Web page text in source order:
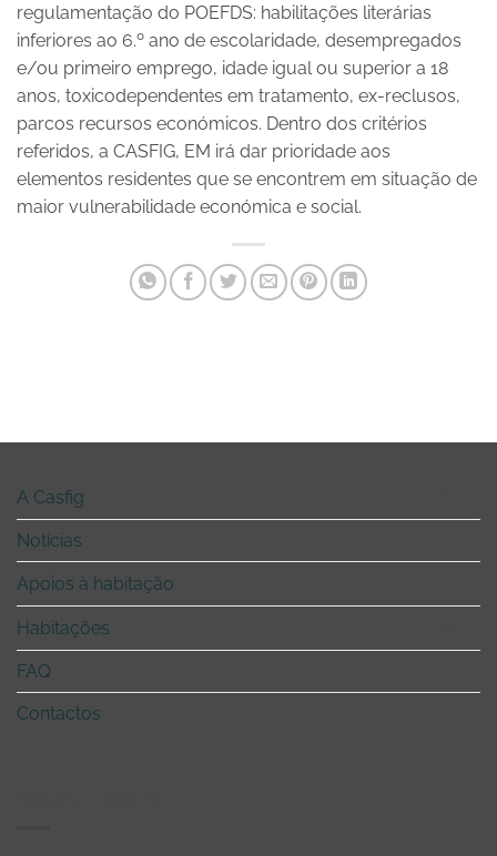
regulamentação do POEFDS: habilitações literárias
inferiores ao 6.º ano de escolaridade, desempregados
e/ou primeiro emprego, idade igual ou superior a 18
anos, toxicodependentes em tratamento, ex-reclusos,
parcos recursos económicos. Dentro dos critérios
referidos, a CASFIG, EM irá dar prioridade aos
elementos residentes que se encontrem em situação de
maior vulnerabilidade económica e social.
A Casfig
Notícias
Apoios à habitação
Habitações
FAQ
Contactos